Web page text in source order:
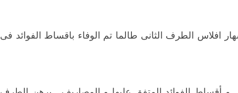
افلاس الطرف الثانى طالما تم الوفاء باقساط الفوائد فى